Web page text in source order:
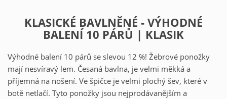
KLASICKÉ BAVLNĚNÉ - VÝHODNÉ
BALENÍ 10 PÁRŮ | KLASIK
Výhodné balení 10 párů se slevou 12 %! Žebrové ponožky
mají nesvíravý lem. Česaná bavlna, je velmi měkká a
příjemná na nošení. Ve špičce je velmi plochý šev, které v
botě netlačí. Tyto ponožky jsou nejprodávanějším a